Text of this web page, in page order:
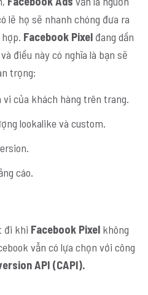
lẽ họ sẽ nhanh chóng đưa ra
Facebook Pixel đang dần
điều này có nghĩa là bạn sẽ
trọng:
của khách hàng trên trang.
lookalike và custom.
cáo.
đi khi Facebook Pixel không
vẫn có lựa chọn với công
API (CAPI).